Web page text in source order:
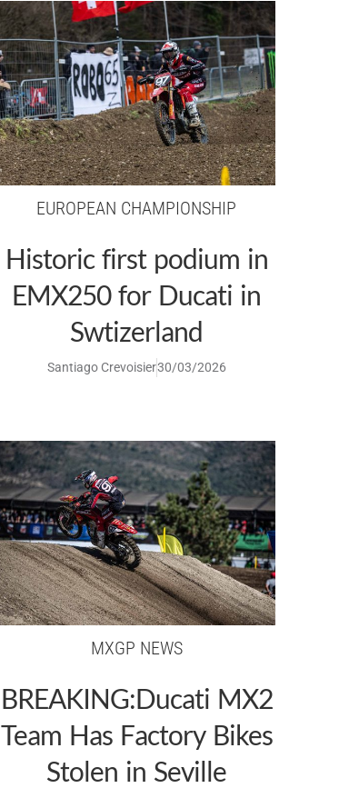
EUROPEAN CHAMPIONSHIP
Historic first podium in
EMX250 for Ducati in
Swtizerland
Santiago Crevoisier30/03/2026
MXGP NEWS
BREAKING:Ducati MX2
Team Has Factory Bikes
Stolen in Seville